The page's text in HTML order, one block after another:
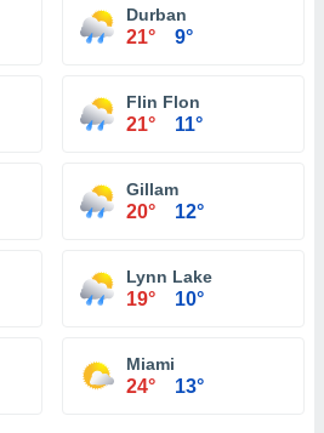
Durban
21° 9°
Flin Flon
21° 11°
Gillam
20° 12°
Lynn Lake
19° 10°
Miami
24° 13°